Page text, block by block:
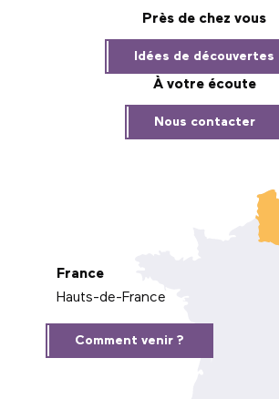
Près de chez vous
Idées de découvertes
À votre écoute
Nous contacter
France
Hauts-de-France
Comment venir ?